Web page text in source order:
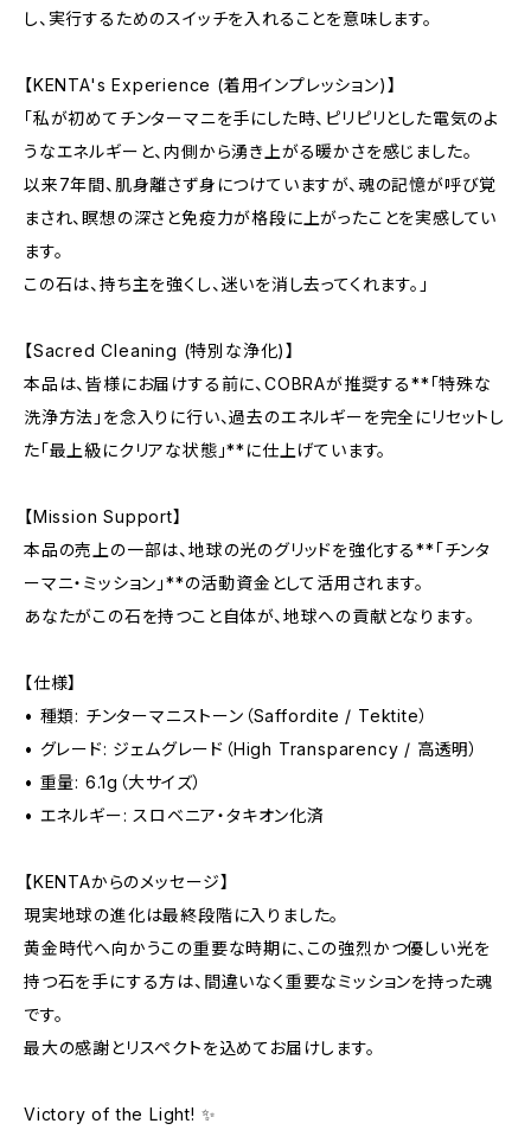
し、実行するためのスイッチを入れることを意味します。
【KENTA's Experience (着用インプレッション)】
「私が初めてチンターマニを手にした時、ピリピリとした電気のよ
うなエネルギーと、内側から湧き上がる暖かさを感じました。
以来7年間、肌身離さず身につけていますが、魂の記憶が呼び覚
まされ、瞑想の深さと免疫力が格段に上がったことを実感してい
ます。
この石は、持ち主を強くし、迷いを消し去ってくれます。」
【Sacred Cleaning (特別な浄化)】
本品は、皆様にお届けする前に、COBRAが推奨する**「特殊な
洗浄方法」を念入りに行い、過去のエネルギーを完全にリセットし
た「最上級にクリアな状態」**に仕上げています。
【Mission Support】
本品の売上の一部は、地球の光のグリッドを強化する**「チンタ
ーマニ・ミッション」**の活動資金として活用されます。
あなたがこの石を持つこと自体が、地球への貢献となります。
【仕様】
• 種類: チンターマニストーン（Saffordite / Tektite）
• グレード: ジェムグレード（High Transparency / 高透明）
• 重量: 6.1g（大サイズ）
• エネルギー: スロベニア・タキオン化済
【KENTAからのメッセージ】
現実地球の進化は最終段階に入りました。
黄金時代へ向かうこの重要な時期に、この強烈かつ優しい光を
持つ石を手にする方は、間違いなく重要なミッションを持った魂
です。
最大の感謝とリスペクトを込めてお届けします。
Victory of the Light! ✨